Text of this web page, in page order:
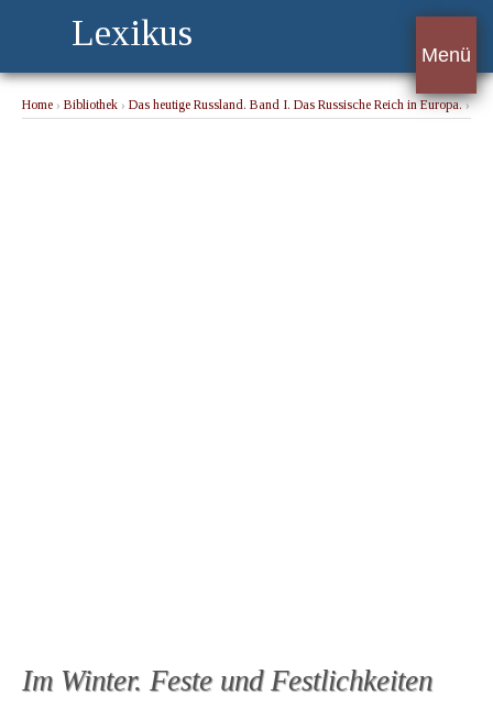
Lexikus
Menü
Home › Bibliothek › Das heutige Russland. Band I. Das Russische Reich in Europa.›
Im Winter. Feste und Festlichkeiten